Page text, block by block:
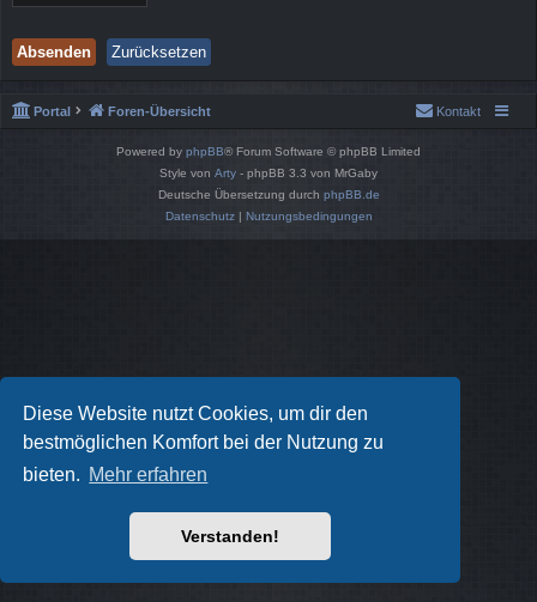
Diese Website nutzt Cookies, um dir den
bestmöglichen Komfort bei der Nutzung zu
bieten. Mehr erfahren
Verstanden!
Portal Foren-Übersicht Kontakt
Powered by phpBB® Forum Software © phpBB Limited
Style von Arty - phpBB 3.3 von MrGaby
Deutsche Übersetzung durch phpBB.de
Datenschutz| Nutzungsbedingungen